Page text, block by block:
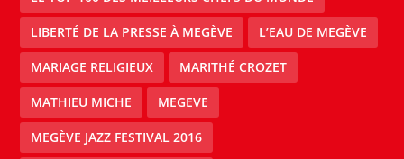
LIBERTÉ DE LA PRESSE À MEGÈVE L’EAU DE MEGÈVE
MARIAGE RELIGIEUX MARITHÉ CROZET
MATHIEU MICHE MEGEVE
MEGÈVE JAZZ FESTIVAL 2016